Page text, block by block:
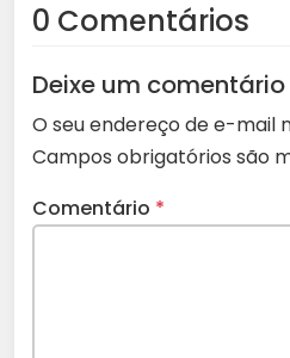
0 Comentários
Deixe um comentário
O seu endereço de e-mail
Campos obrigatórios são
Comentário *